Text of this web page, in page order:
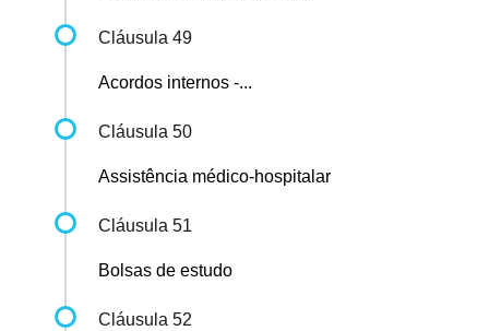
Cláusula 49
Acordos internos -...
Cláusula 50
Assistência médico-hospitalar
Cláusula 51
Bolsas de estudo
Cláusula 52